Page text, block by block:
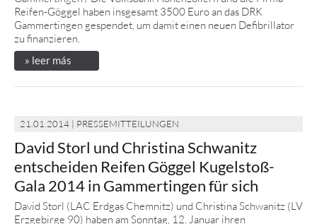
Reifen-Göggel haben insgesamt 3500 Euro an das DRK
Gammertingen gespendet, um damit einen neuen Defibrillator
zu finanzieren.
» leer más
21.01.2014 | PRESSEMITTEILUNGEN
David Storl und Christina Schwanitz
entscheiden Reifen Göggel Kugelstoß-
Gala 2014 in Gammertingen für sich
David Storl (LAC Erdgas Chemnitz) und Christina Schwanitz (LV
Erzgebirge 90) haben am Sonntag, 12. Januar ihren